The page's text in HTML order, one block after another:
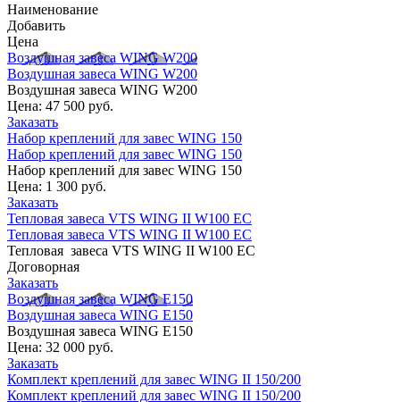
Наименование
Добавить
Цена
Воздушная завеса WING W200
Воздушная завеса WING W200
Воздушная завеса WING W200
Цена: 47 500 руб.
Заказать
Набор креплений для завес WING 150
Набор креплений для завес WING 150
Набор креплений для завес WING 150
Цена: 1 300 руб.
Заказать
Тепловая завеса VTS WING II W100 EC
Тепловая завеса VTS WING II W100 EC
Тепловая завеса VTS WING II W100 EC
Договорная
Заказать
Воздушная завеса WING E150
Воздушная завеса WING E150
Воздушная завеса WING E150
Цена: 32 000 руб.
Заказать
Комплект креплений для завес WING II 150/200
Комплект креплений для завес WING II 150/200